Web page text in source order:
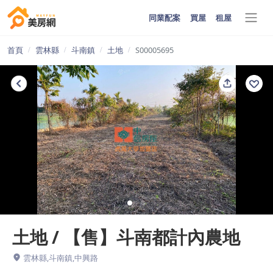
同業配案 買屋 租屋
首頁 雲林縣 斗南鎮 土地 S00005695
土地 / 【售】斗南都計內農地
雲林縣,斗南鎮,中興路